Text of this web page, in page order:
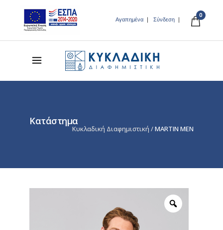
Αγαπημένα Σύνδεση
0
Κατάστημα
Κυκλαδική Διαφημιστική /MARTIN MEN